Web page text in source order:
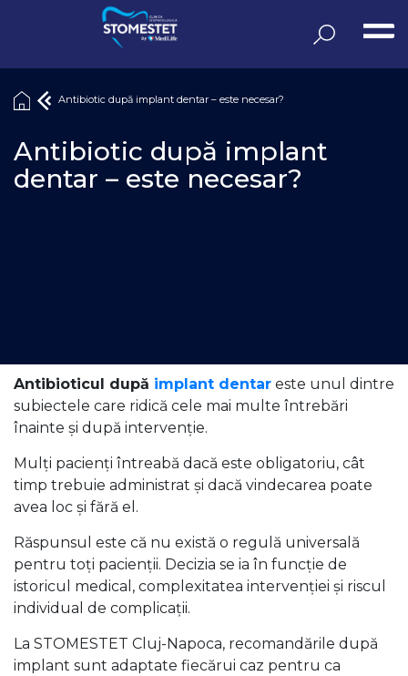
Antibiotic după implant dentar – este necesar?
Antibiotic după implant
dentar – este necesar?
Antibioticul după implant dentar este unul dintre
subiectele care ridică cele mai multe întrebări
înainte și după intervenție.
Mulți pacienți întreabă dacă este obligatoriu, cât
timp trebuie administrat și dacă vindecarea poate
avea loc și fără el.
Răspunsul este că nu există o regulă universală
pentru toți pacienții. Decizia se ia în funcție de
istoricul medical, complexitatea intervenției și riscul
individual de complicații.
La STOMESTET Cluj-Napoca, recomandările după
implant sunt adaptate fiecărui caz pentru ca